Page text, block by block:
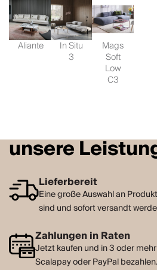
Aliante In Situ
3
Mags
Soft
Low
C3
unsere
Lieferbereit
Eine große Auswahl an
sind und sofort versandt
Zahlungen in Raten
Jetzt kaufen und in 3 oder
Scalapay oder PayPal bezahlen.